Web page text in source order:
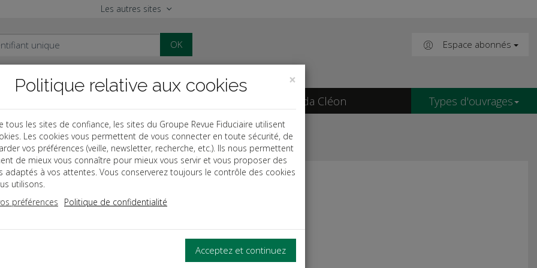
Les autres sites
OK Espace abonnés
Agenda Cléon Types d'ouvrages
Faire échec aux impayés - Protéger sa marque
aux impayés
DU RISQUE CLIENT
sur ses clients
×
Politique relative aux cookies
tous les sites de confiance, les sites du Groupe Revue Fiduciaire utilisent
Les cookies vous permettent de vous connecter en toute sécurité, de
vos préférences (veille, newsletter, recherche, etc.). Ils nous permettent
de mieux vous connaître pour mieux vous servir et vous proposer des
adaptés à vos attentes. Vous conserverez toujours le contrôle des cookies
utilisons.
préférences
Politique de confidentialité
Acceptez et continuez